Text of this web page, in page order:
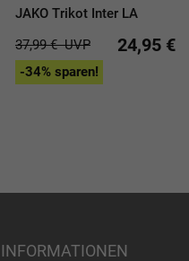
JAKO Trikot Inter LA
37,99 €UVP 24,95 €
-34% sparen!
INFORMATIONEN